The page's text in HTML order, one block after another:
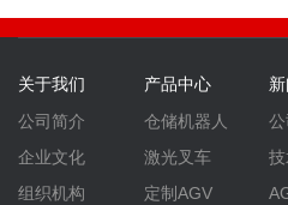
关于我们
公司简介
企业文化
组织机构
产品中心
仓储机器人
激光叉车
定制AGV